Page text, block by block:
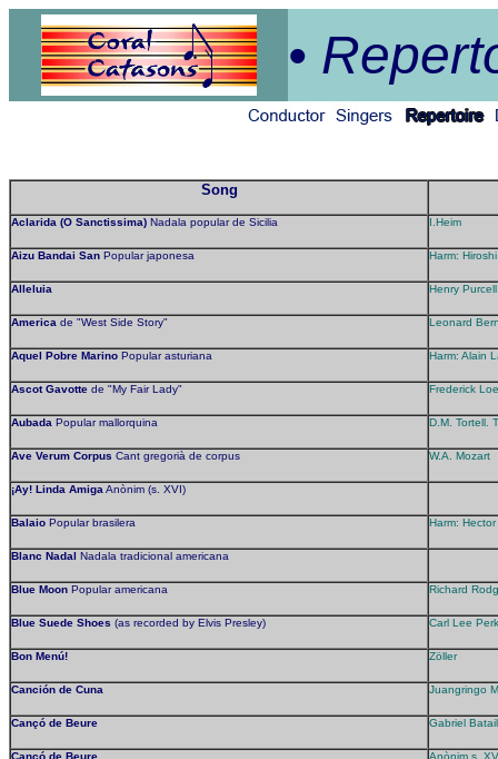
•
Song
Aclarida (O Sanctissima) Nadala popular de Sicilia I.Heim
Aizu Bandai San Popular japonesa Harm:
Alleluia Henry Purcell
America de "West Side Story" Leonard
Aquel Pobre Marino Popular asturiana Harm: Alain
Ascot Gavotte de "My Fair Lady" Frederick
Aubada Popular mallorquina D.M. Tortell.
Ave Verum Corpus Cant gregorià de corpus W.A. Mozart
¡Ay! Linda Amiga Anònim (s. XVI)
Balaio Popular brasilera Harm:
Blanc Nadal Nadala tradicional americana
Blue Moon Popular americana Richard
Blue Suede Shoes (as recorded by Elvis Presley) Carl Lee
Bon Menú! Zöller
Canción de Cuna Juangringo
Cançó de Beure Gabriel
Cançó de Beure Anònim s.